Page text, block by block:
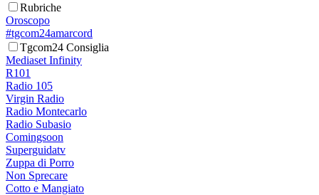
Rubriche
Oroscopo
#tgcom24amarcord
Tgcom24 Consiglia
Mediaset Infinity
R101
Radio 105
Virgin Radio
Radio Montecarlo
Radio Subasio
Comingsoon
Superguidatv
Zuppa di Porro
Non Sprecare
Cotto e Mangiato